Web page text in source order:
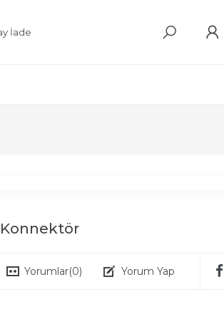
İade
Konnektör
Yorumlar(0) Yorum Yap